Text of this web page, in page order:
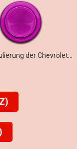
Motorregulierung der Chevrolet Chevy-Serie